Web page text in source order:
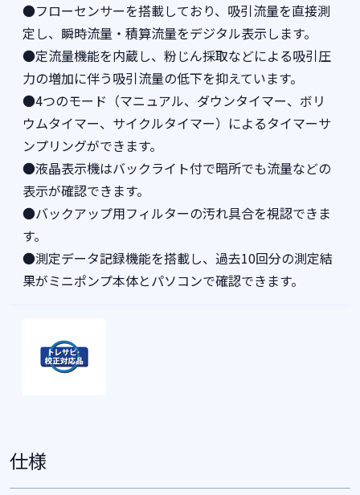
●フローセンサーを搭載しており、吸引流量を直接測
定し、瞬時流量・積算流量をデジタル表示します。
●定流量機能を内蔵し、粉じん採取などによる吸引圧
力の増加に伴う吸引流量の低下を抑えています。
●4つのモード（マニュアル、ダウンタイマー、ボリ
ウムタイマー、サイクルタイマー）によるタイマーサ
ンプリングができます。
●液晶表示機はバックライト付で暗所でも流量などの
表示が確認できます。
●バックアップ用フィルターの汚れ具合を視認できま
す。
●測定データ記録機能を搭載し、過去10回分の測定結
果がミニポンプ本体とパソコンで確認できます。
仕様